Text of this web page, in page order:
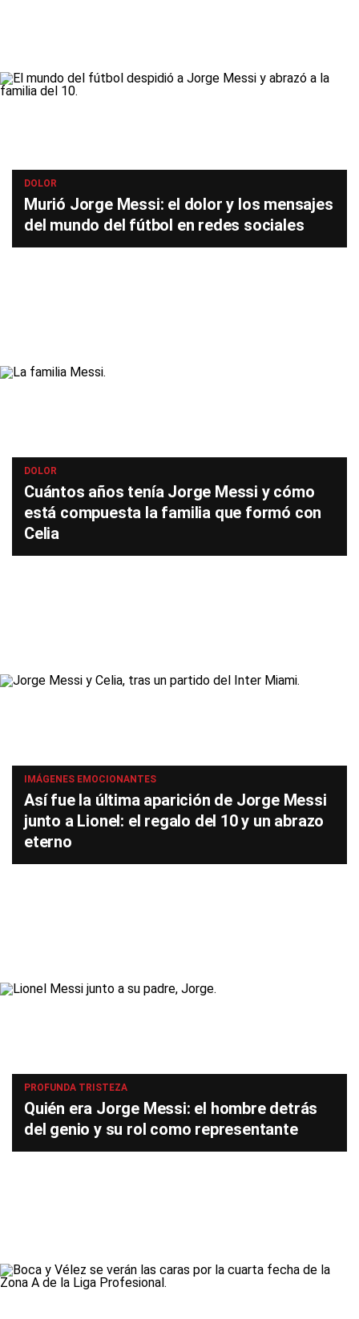
DOLOR
Murió Jorge Messi: el dolor y los mensajes
del mundo del fútbol en redes sociales
DOLOR
Cuántos años tenía Jorge Messi y cómo
está compuesta la familia que formó con
Celia
IMÁGENES EMOCIONANTES
Así fue la última aparición de Jorge Messi
junto a Lionel: el regalo del 10 y un abrazo
eterno
PROFUNDA TRISTEZA
Quién era Jorge Messi: el hombre detrás
del genio y su rol como representante